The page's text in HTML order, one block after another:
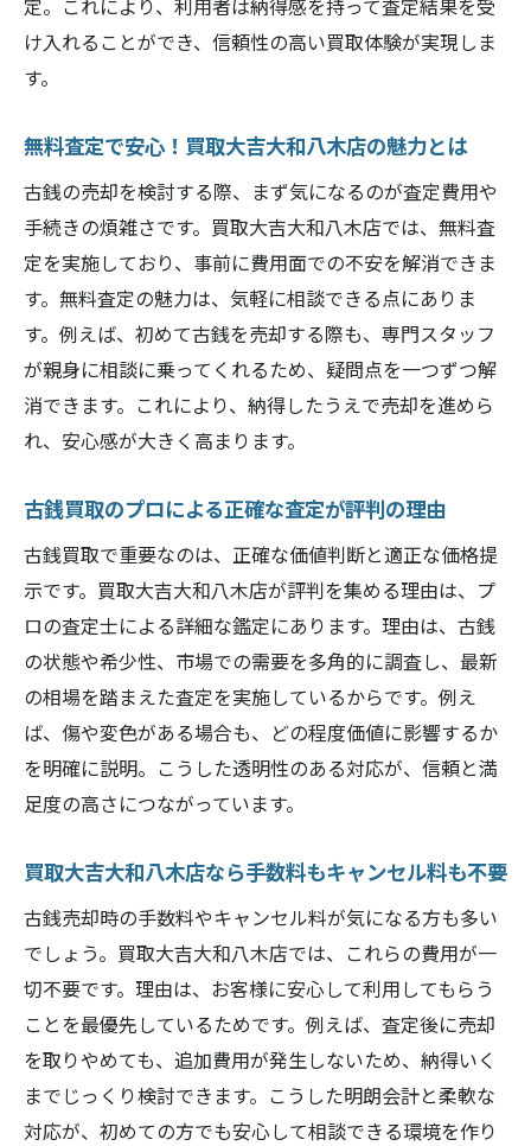
紹介
買取大吉大和八木店で得られる信頼と満足
の体験
他の店舗と比較した買取大吉大和八木店の
魅力
初めての古銭買取で失敗しないための注意点
買取大吉大和八木店で安心して初めての買
取を体験
古銭買取の初心者が避けたい失敗例を解説
意点
査定前に知っておくべきポイントとその理
由
買取大吉大和八木店で失敗しないためのコ
ツ
定。これにより、利用者は納得感を持って査定結果を受
け入れることができ、信頼性の高い買取体験が実現しま
す。
無料査定で安心！買取大吉大和八木店の魅力とは
古銭の売却を検討する際、まず気になるのが査定費用や
手続きの煩雑さです。買取大吉大和八木店では、無料査
定を実施しており、事前に費用面での不安を解消できま
す。無料査定の魅力は、気軽に相談できる点にありま
す。例えば、初めて古銭を売却する際も、専門スタッフ
が親身に相談に乗ってくれるため、疑問点を一つずつ解
消できます。これにより、納得したうえで売却を進めら
れ、安心感が大きく高まります。
古銭買取のプロによる正確な査定が評判の理由
古銭買取で重要なのは、正確な価値判断と適正な価格提
示です。買取大吉大和八木店が評判を集める理由は、プ
ロの査定士による詳細な鑑定にあります。理由は、古銭
の状態や希少性、市場での需要を多角的に調査し、最新
の相場を踏まえた査定を実施しているからです。例え
ば、傷や変色がある場合も、どの程度価値に影響するか
を明確に説明。こうした透明性のある対応が、信頼と満
足度の高さにつながっています。
買取大吉大和八木店なら手数料もキャンセル料も不要
古銭売却時の手数料やキャンセル料が気になる方も多い
でしょう。買取大吉大和八木店では、これらの費用が一
切不要です。理由は、お客様に安心して利用してもらう
ことを最優先しているためです。例えば、査定後に売却
を取りやめても、追加費用が発生しないため、納得いく
までじっくり検討できます。こうした明朗会計と柔軟な
対応が、初めての方でも安心して相談できる環境を作り